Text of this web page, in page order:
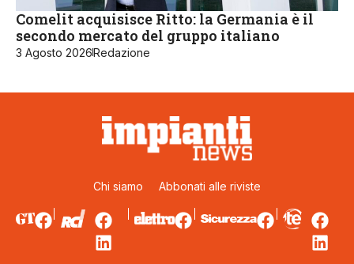
Comelit acquisisce Ritto: la Germania è il
secondo mercato del gruppo italiano
3 Agosto 2026Redazione
Chi siamo Abbonati alle riviste